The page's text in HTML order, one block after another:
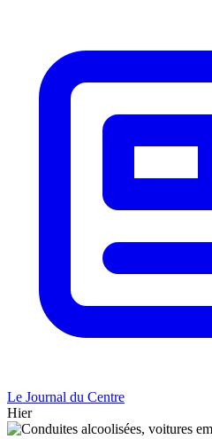
Le Journal du Centre
Hier